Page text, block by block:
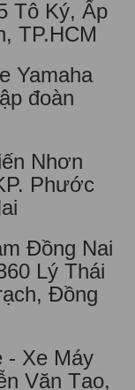
Tô Ký, Ấp
TP.HCM
Yamaha
đoàn
Nhơn
Phước
Đồng Nai
Lý Thái
Đồng
- Xe Máy
Văn Tạo,